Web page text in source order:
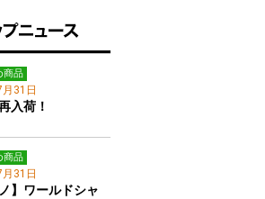
商品
31日
入荷！
商品
31日
ノ】ワールドシャ